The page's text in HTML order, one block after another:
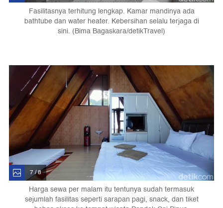
Fasilitasnya terhitung lengkap. Kamar mandinya ada
bathtube dan water heater. Kebersihan selalu terjaga di
sini. (Bima Bagaskara/detikTravel)
7 / 8
Harga sewa per malam itu tentunya sudah termasuk
sejumlah fasilitas seperti sarapan pagi, snack, dan tiket